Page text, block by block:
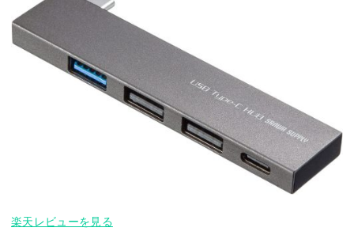
楽天レビューを見る